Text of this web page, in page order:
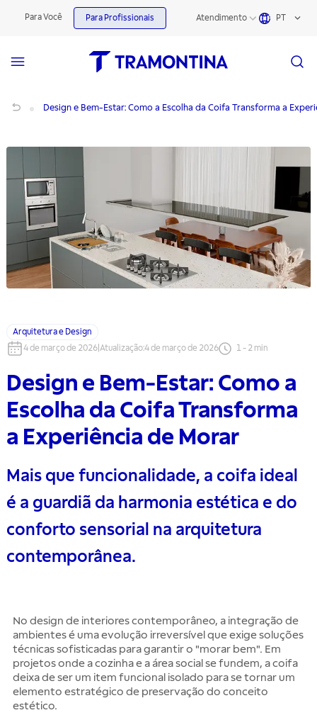
Para Você Para Profissionais Atendimento PT
Design e Bem-Estar: Como a Escolha da Coifa Transforma a
Arquitetura e Design
4 de março de 2026 Atualização:4 de março de 2026 1- 2 min
Design e Bem-Estar: Como a
Escolha da Coifa Transforma
a Experiência de Morar
Mais que funcionalidade, a coifa ideal
é a guardiã da harmonia estética e do
conforto sensorial na arquitetura
contemporânea.
No design de interiores contemporâneo, a integração de
ambientes é uma evolução irreversível que exige soluções
técnicas sofisticadas para garantir o "morar bem". Em
projetos onde a cozinha e a área social se fundem, a coifa
deixa de ser um item funcional isolado para se tornar um
elemento estratégico de preservação do conceito
estético.